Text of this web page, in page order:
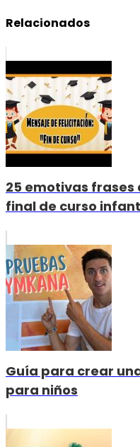
Relacionados
25 emotivas
final de curso
Guía para crear
para niños